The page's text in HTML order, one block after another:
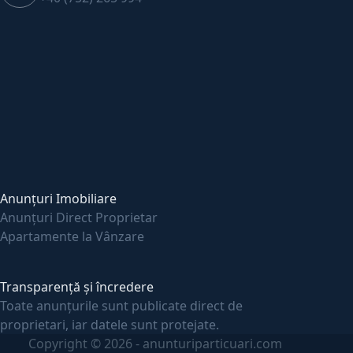
Anunțuri Imobiliare
Anunțuri Direct Proprietar
Apartamente la Vânzare
Transparență și încredere
Toate anunțurile sunt publicate direct de
proprietari, iar datele sunt protejate.
Copyright © 2026 - anunturiparticuari.com